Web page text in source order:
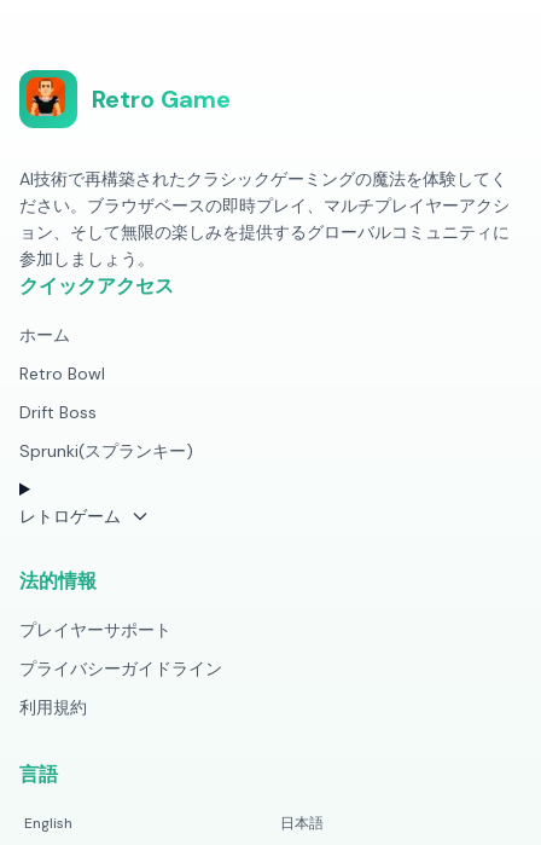
Retro Game
AI技術で再構築されたクラシックゲーミングの魔法を体験してく
ださい。ブラウザベースの即時プレイ、マルチプレイヤーアクシ
ョン、そして無限の楽しみを提供するグローバルコミュニティに
参加しましょう。
クイックアクセス
ホーム
Retro Bowl
Drift Boss
Sprunki(スプランキー)
レトロゲーム
法的情報
プレイヤーサポート
プライバシーガイドライン
利用規約
言語
English 日本語